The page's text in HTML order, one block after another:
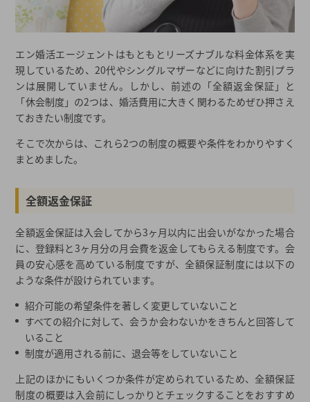
エン婚活エージェントはもともとリーズナブルな料金体系を実
現しているため、20代やシングルマザーなどに向けた割引プラ
ンは展開していません。しかし、前述の「全額返金保証」と
「休会制度」の2つは、婚活費用に大きく関わるためぜひ押さえ
ておきたい制度です。
そこで次からは、これら2つの制度の概要や条件をわかりやすく
まとめました。
全額返金保証
全額返金保証は入会してから3ヶ月以内に出会いがなかった場合
に、登録料と3ヶ月分の月会費を返金してもらえる制度です。会
員の安心感を高めている制度ですが、全額保証制度には以下の
ような条件が設けられています。
紹介可能の希望条件を著しく変更していないこと
すべての紹介に対して、会うか会わないかをきちんと回答して
いること
制度が適用される前に、退会等をしていないこと
上記のほかにもいくつか条件が定められているため、全額保証
制度の概要は入会前にしっかりとチェックすることをおすすめ